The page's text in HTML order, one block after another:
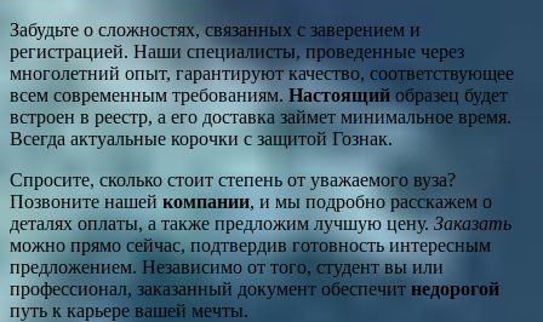
Забудьте о сложностях, связанных с заверением и
регистрацией. Наши специалисты, проведенные через
многолетний опыт, гарантируют качество, соответствующее
всем современным требованиям. Настоящий образец будет
встроен в реестр, а его доставка займет минимальное время.
Всегда актуальные корочки с защитой Гознак.
Спросите, сколько стоит степень от уважаемого вуза?
Позвоните нашей компании, и мы подробно расскажем о
деталях оплаты, а также предложим лучшую цену. Заказать
можно прямо сейчас, подтвердив готовность интересным
предложением. Независимо от того, студент вы или
профессионал, заказанный документ обеспечит недорогой
путь к карьере вашей мечты.